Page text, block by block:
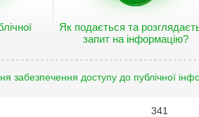
Як подається та
запит на інформацію?
забезпечення доступу до публічної
341